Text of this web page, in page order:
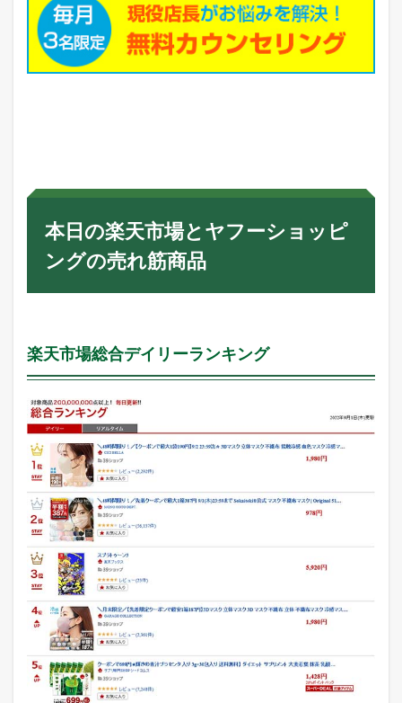
本日の楽天市場とヤフーショッピ
ングの売れ筋商品
楽天市場総合デイリーランキング